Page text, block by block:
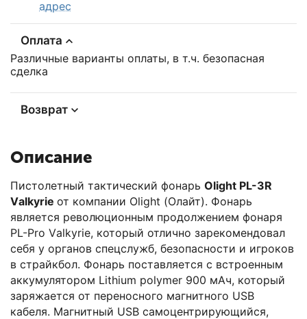
адрес
Оплата
Различные варианты оплаты, в т.ч. безопасная
сделка
Возврат
Описание
Пистолетный тактический фонарь Оlight РL-3R
Vаlkyriе от компании Оlight (Олайт). Фонарь
является революционным продолжением фонаря
РL-Рrо Vаlkyriе, который отлично зарекомендовал
себя у органов спецслужб, безопасности и игроков
в страйкбол. Фонарь поставляется с встроенным
аккумулятором Lithium роlymеr 900 мАч, который
заряжается от переносного магнитного USВ
кабеля. Магнитный USВ самоцентрирующийся,